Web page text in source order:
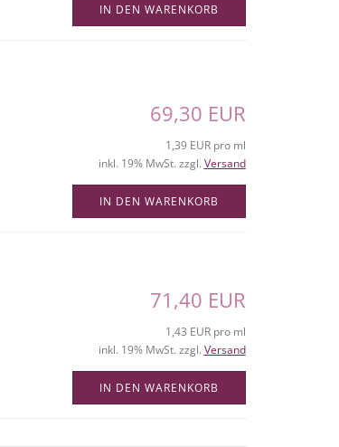
IN DEN WARENKORB
69,30 EUR
1,39 EUR pro ml
inkl. 19% MwSt. zzgl. Versand
IN DEN WARENKORB
71,40 EUR
1,43 EUR pro ml
inkl. 19% MwSt. zzgl. Versand
IN DEN WARENKORB